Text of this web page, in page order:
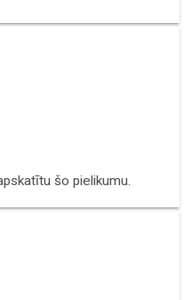
šo pielikumu.